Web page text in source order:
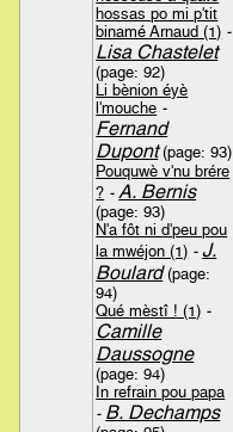
hossas po mi p'tit
binamé Arnaud (1) -
Lisa Chastelet
(page: 92)
Li bènion éyè
l'mouche -
Fernand
Dupont(page: 93)
Pouquwè v'nu brére
? - A. Bernis
(page: 93)
N'a fôt ni d'peu pou
la mwéjon (1) -J.
Boulard(page:
94)
Qué mèstî ! (1) -
Camille
Daussogne
(page: 94)
In refrain pou papa
- B. Dechamps